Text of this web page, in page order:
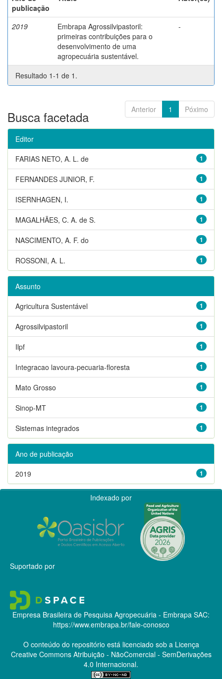
publicação
2019
Embrapa Agrossilvipastoril:
primeiras contribuições para o
desenvolvimento de uma
agropecuária sustentável.
-
Resultado 1-1 de 1.
Anterior 1 Póximo
Busca facetada
Editor
1
FARIAS NETO, A. L. de
1
FERNANDES JUNIOR, F.
1
ISERNHAGEN, I.
1
MAGALHÃES, C. A. de S.
1
NASCIMENTO, A. F. do
1
ROSSONI, A. L.
Assunto
1
Agricultura Sustentável
1
Agrossilvipastoril
1
Ilpf
1
Integracao lavoura-pecuaria-floresta
1
Mato Grosso
1
Sinop-MT
1
Sistemas integrados
Ano de publicação
1
2019
Indexado por
Suportado por
Empresa Brasileira de Pesquisa Agropecuária - Embrapa SAC:
https://www.embrapa.br/fale-conosco
O conteúdo do repositório está licenciado sob a Licença
Creative CommonsAtribuição - NãoComercial - SemDerivações
4.0 Internacional.